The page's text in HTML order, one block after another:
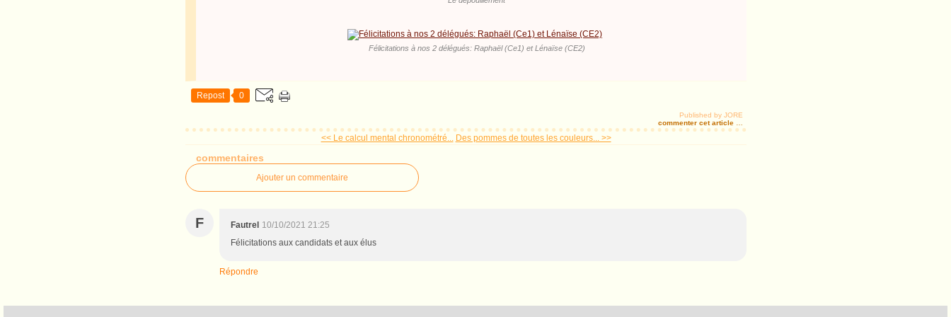
Félicitations à nos 2 délégués: Raphaël (Ce1) et Lénaïse (CE2)
Repost 0
Published by JORE
commenter cet article
<< Le calcul mental chronométré... Des pommes de toutes les couleurs... >>
commentaires
Ajouter un commentaire
F Fautrel 10/10/2021 21:25
Félicitations aux candidats et aux élus
Répondre